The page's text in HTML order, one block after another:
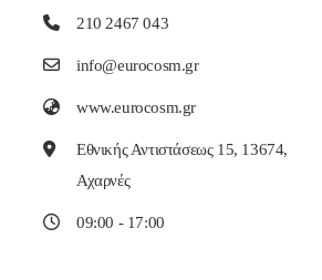
210 2467 043
info@eurocosm.gr
www.eurocosm.gr
Εθνικής Αντιστάσεως 15, 13674,
Αχαρνές
09:00 - 17:00